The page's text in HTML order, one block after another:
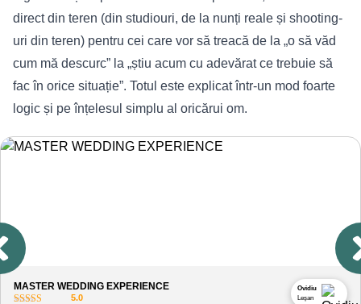
direct din teren (din studiouri, de la nunți reale și shooting-
uri din teren) pentru cei care vor să treacă de la „o să văd
cum mă descurc” la „știu acum cu adevărat ce trebuie să
fac în orice situație”. Totul este explicat într-un mod foarte
logic și pe înțelesul simplu al oricărui om.
MASTER WEDDING EXPERIENCE
5.0
Ovidiu
Leșan